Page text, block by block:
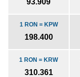
93.909
1 RON = KPW
198.400
1 RON = KRW
310.361